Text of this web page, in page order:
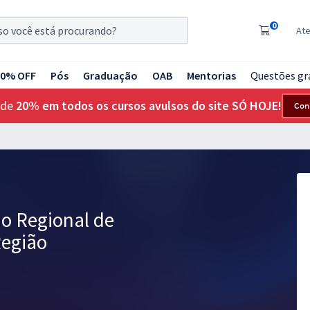
0
OFF Pós Graduação OAB Mentorias Questões
20% em todos os cursos avulsos do site SÓ HOJE!
Regional de